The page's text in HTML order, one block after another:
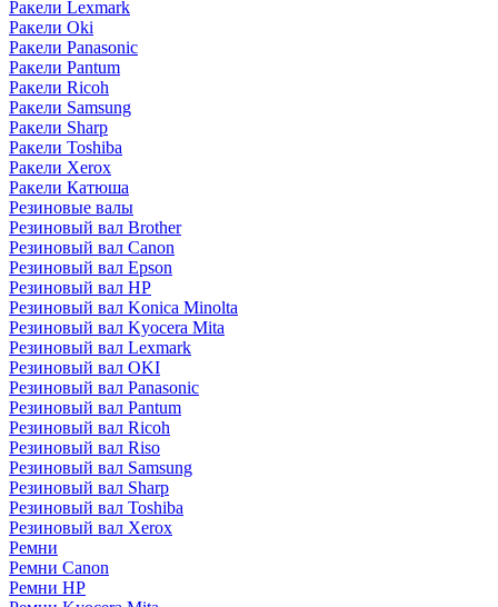
Ракели Lexmark
Ракели Oki
Ракели Panasonic
Ракели Pantum
Ракели Ricoh
Ракели Samsung
Ракели Sharp
Ракели Toshiba
Ракели Xerox
Ракели Катюша
Резиновые валы
Резиновый вал Brother
Резиновый вал Canon
Резиновый вал Epson
Резиновый вал HP
Резиновый вал Konica Minolta
Резиновый вал Kyocera Mita
Резиновый вал Lexmark
Резиновый вал OKI
Резиновый вал Panasonic
Резиновый вал Pantum
Резиновый вал Ricoh
Резиновый вал Riso
Резиновый вал Samsung
Резиновый вал Sharp
Резиновый вал Toshiba
Резиновый вал Xerox
Ремни
Ремни Canon
Ремни HP